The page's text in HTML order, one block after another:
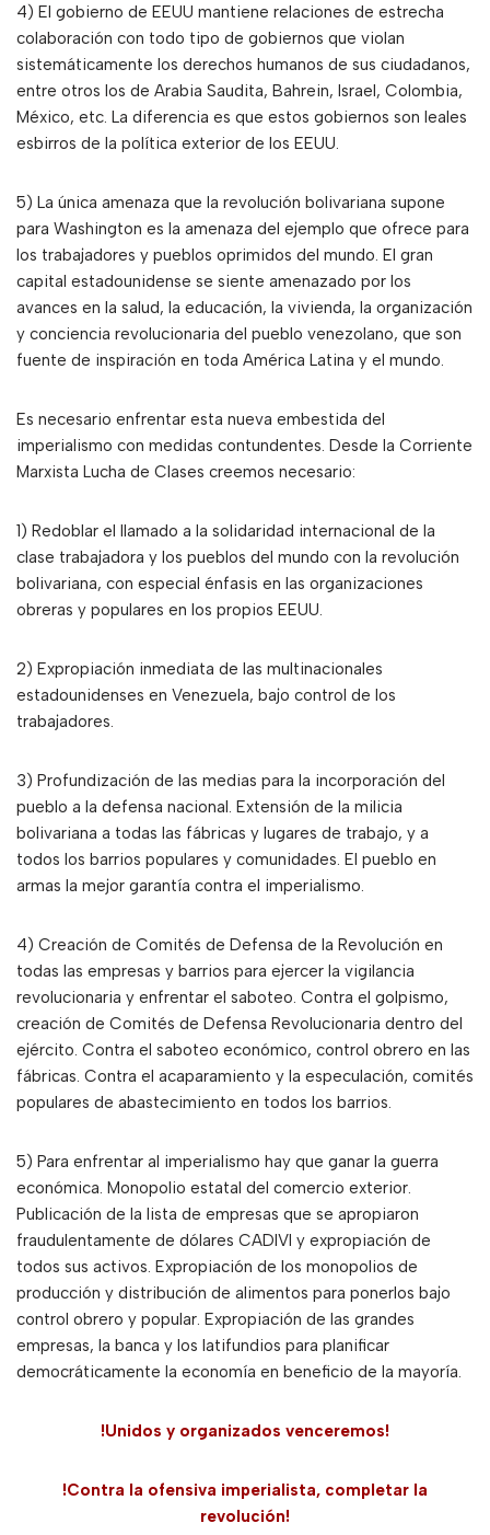
4) El gobierno de EEUU mantiene relaciones de estrecha
colaboración con todo tipo de gobiernos que violan
sistemáticamente los derechos humanos de sus ciudadanos,
entre otros los de Arabia Saudita, Bahrein, Israel, Colombia,
México, etc. La diferencia es que estos gobiernos son leales
esbirros de la política exterior de los EEUU.
5) La única amenaza que la revolución bolivariana supone
para Washington es la amenaza del ejemplo que ofrece para
los trabajadores y pueblos oprimidos del mundo. El gran
capital estadounidense se siente amenazado por los
avances en la salud, la educación, la vivienda, la organización
y conciencia revolucionaria del pueblo venezolano, que son
fuente de inspiración en toda América Latina y el mundo.
Es necesario enfrentar esta nueva embestida del
imperialismo con medidas contundentes. Desde la Corriente
Marxista Lucha de Clases creemos necesario:
1) Redoblar el llamado a la solidaridad internacional de la
clase trabajadora y los pueblos del mundo con la revolución
bolivariana, con especial énfasis en las organizaciones
obreras y populares en los propios EEUU.
2) Expropiación inmediata de las multinacionales
estadounidenses en Venezuela, bajo control de los
trabajadores.
3) Profundización de las medias para la incorporación del
pueblo a la defensa nacional. Extensión de la milicia
bolivariana a todas las fábricas y lugares de trabajo, y a
todos los barrios populares y comunidades. El pueblo en
armas la mejor garantía contra el imperialismo.
4) Creación de Comités de Defensa de la Revolución en
todas las empresas y barrios para ejercer la vigilancia
revolucionaria y enfrentar el saboteo. Contra el golpismo,
creación de Comités de Defensa Revolucionaria dentro del
ejército. Contra el saboteo económico, control obrero en las
fábricas. Contra el acaparamiento y la especulación, comités
populares de abastecimiento en todos los barrios.
5) Para enfrentar al imperialismo hay que ganar la guerra
económica. Monopolio estatal del comercio exterior.
Publicación de la lista de empresas que se apropiaron
fraudulentamente de dólares CADIVI y expropiación de
todos sus activos. Expropiación de los monopolios de
producción y distribución de alimentos para ponerlos bajo
control obrero y popular. Expropiación de las grandes
empresas, la banca y los latifundios para planificar
democráticamente la economía en beneficio de la mayoría.
!Unidos y organizados venceremos!
!Contra la ofensiva imperialista, completar la
revolución!